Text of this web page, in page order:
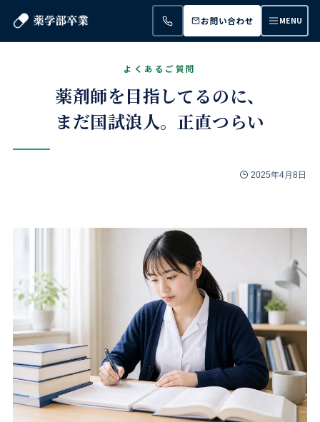
お問い合わせ MENU
薬剤師を目指してるのに、
まだ国試浪人。正直つらい
2025年4月8日